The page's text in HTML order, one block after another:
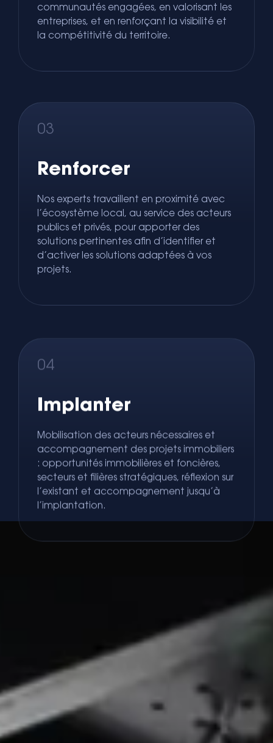
communautés engagées, en valorisant les
entreprises, et en renforçant la visibilité et
la compétitivité du territoire.
03
Renforcer
Nos experts travaillent en proximité avec
l’écosystème local, au service des acteurs
publics et privés, pour apporter des
solutions pertinentes afin d’identifier et
d’activer les solutions adaptées à vos
projets.
04
Implanter
Mobilisation des acteurs nécessaires et
accompagnement des projets immobiliers
: opportunités immobilières et foncières,
secteurs et filières stratégiques, réflexion sur
l’existant et accompagnement jusqu’à
l’implantation.